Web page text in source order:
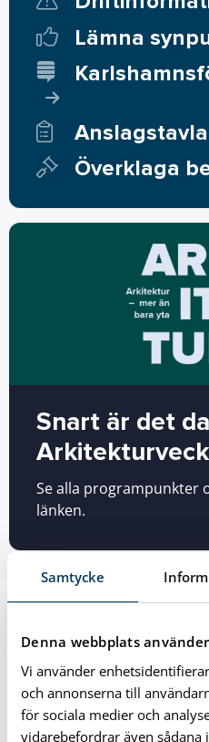
Samtycke
Denna webbplats
Vi använder
och annonserna till
för sociala medier och
vidarebefordrar även sådana
Lämna
Anslagstavla
Överklaga
Snart är det
Se alla programpunkter
länken.